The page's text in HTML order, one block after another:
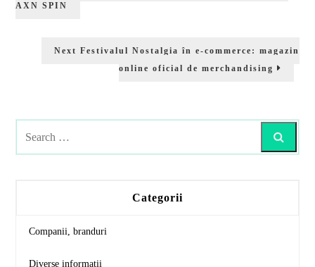
articole
AXN SPIN
Next Next
Festivalul Nostalgia în e-commerce: magazin
online oficial de merchandising
Categorii
Companii, branduri
Diverse informatii